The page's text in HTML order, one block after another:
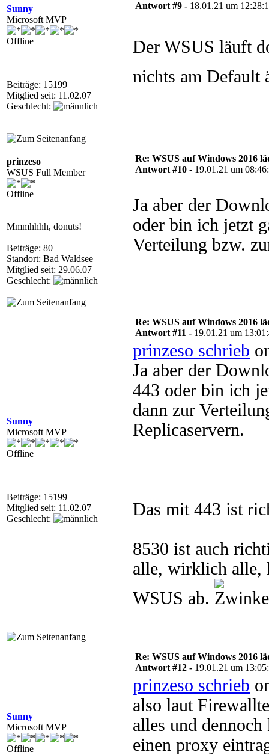
Sunny
Microsoft MVP
Offline
Beiträge: 15199
Mitglied seit: 11.02.07
Geschlecht:
Antwort #9 - 18.01.21 um
Der WSUS läuft
nichts am Default
prinzeso
WSUS Full Member
Offline
Mmmhhhh, donuts!
Beiträge: 80
Standort: Bad Waldsee
Mitglied seit: 29.06.07
Geschlecht:
Re: WSUS auf Windows 2016
Antwort #10 - 19.01.21 um
Ja aber der
oder bin ich jetzt
Verteilung bzw.
Sunny
Microsoft MVP
Offline
Beiträge: 15199
Mitglied seit: 11.02.07
Geschlecht:
Re: WSUS auf Windows 2016
Antwort #11 - 19.01.21 um
prinzeso schrieb
Ja aber der
443 oder bin ich
dann zur
Replicaservern.
Das mit 443 ist
8530 ist auch
alle, wirklich alle,
WSUS ab.
Sunny
Microsoft MVP
Offline
Re: WSUS auf Windows 2016
Antwort #12 - 19.01.21 um
prinzeso schrieb
also laut
alles und
einen proxy